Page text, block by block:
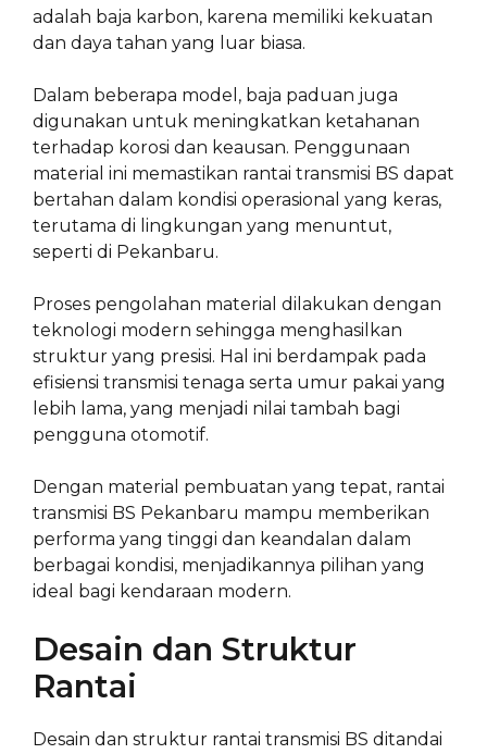
adalah baja karbon, karena memiliki kekuatan
dan daya tahan yang luar biasa.
Dalam beberapa model, baja paduan juga
digunakan untuk meningkatkan ketahanan
terhadap korosi dan keausan. Penggunaan
material ini memastikan rantai transmisi BS dapat
bertahan dalam kondisi operasional yang keras,
terutama di lingkungan yang menuntut,
seperti di Pekanbaru.
Proses pengolahan material dilakukan dengan
teknologi modern sehingga menghasilkan
struktur yang presisi. Hal ini berdampak pada
efisiensi transmisi tenaga serta umur pakai yang
lebih lama, yang menjadi nilai tambah bagi
pengguna otomotif.
Dengan material pembuatan yang tepat, rantai
transmisi BS Pekanbaru mampu memberikan
performa yang tinggi dan keandalan dalam
berbagai kondisi, menjadikannya pilihan yang
ideal bagi kendaraan modern.
Desain dan Struktur
Rantai
Desain dan struktur rantai transmisi BS ditandai